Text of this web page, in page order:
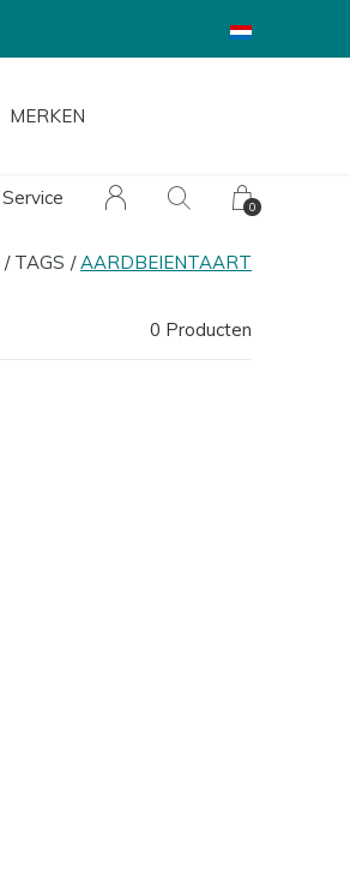
MERKEN
Service 0
TAGS AARDBEIENTAART
0 Producten